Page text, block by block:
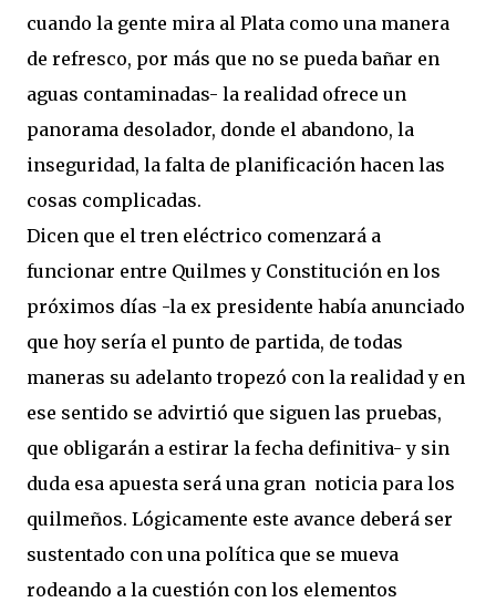
cuando la gente mira al Plata como una manera
de refresco, por más que no se pueda bañar en
aguas contaminadas- la realidad ofrece un
panorama desolador, donde el abandono, la
inseguridad, la falta de planificación hacen las
cosas complicadas.
Dicen que el tren eléctrico comenzará a
funcionar entre Quilmes y Constitución en los
próximos días -la ex presidente había anunciado
que hoy sería el punto de partida, de todas
maneras su adelanto tropezó con la realidad y en
ese sentido se advirtió que siguen las pruebas,
que obligarán a estirar la fecha definitiva- y sin
duda esa apuesta será una gran noticia para los
quilmeños. Lógicamente este avance deberá ser
sustentado con una política que se mueva
rodeando a la cuestión con los elementos